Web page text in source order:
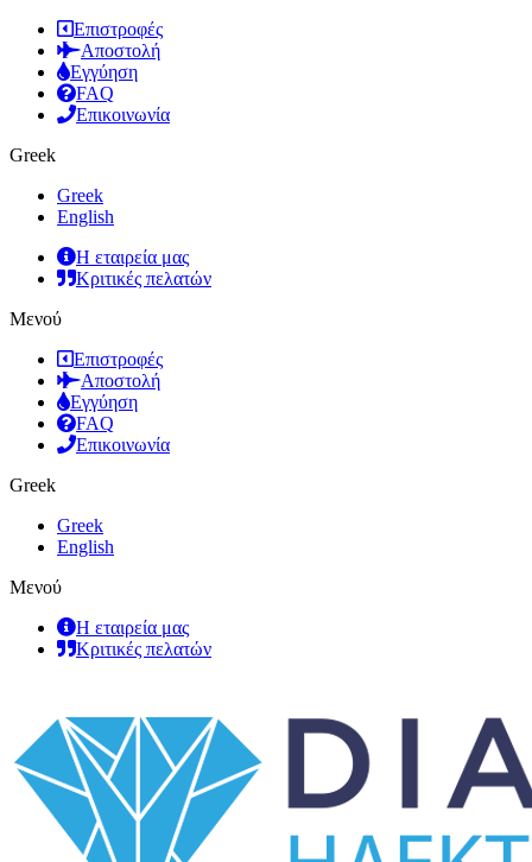
Επιστροφές
Αποστολή
Εγγύηση
FAQ
Επικοινωνία
Greek
Greek
English
Η εταιρεία μας
Κριτικές πελατών
Μενού
Επιστροφές
Αποστολή
Εγγύηση
FAQ
Επικοινωνία
Greek
Greek
English
Μενού
Η εταιρεία μας
Κριτικές πελατών